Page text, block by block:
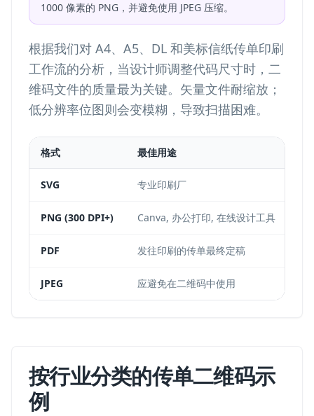
1000 像素的 PNG，并避免使用 JPEG 压缩。
根据我们对 A4、A5、DL 和美标信纸传单印刷
工作流的分析，当设计师调整代码尺寸时，二
维码文件的质量最为关键。矢量文件耐缩放；
低分辨率位图则会变模糊，导致扫描困难。
格式 最佳用途
SVG 专业印刷厂
PNG (300 DPI+) Canva, 办公打印, 在线设计工具
PDF 发往印刷的传单最终定稿
JPEG 应避免在二维码中使用
按行业分类的传单二维码示
例